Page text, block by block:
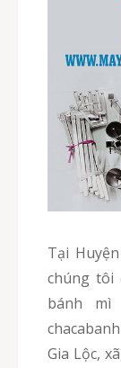
Tại Huyện Chi Lăng của Lạng Sơn, hiện tại
chúng tôi
bánh mì
Gia Lộc,